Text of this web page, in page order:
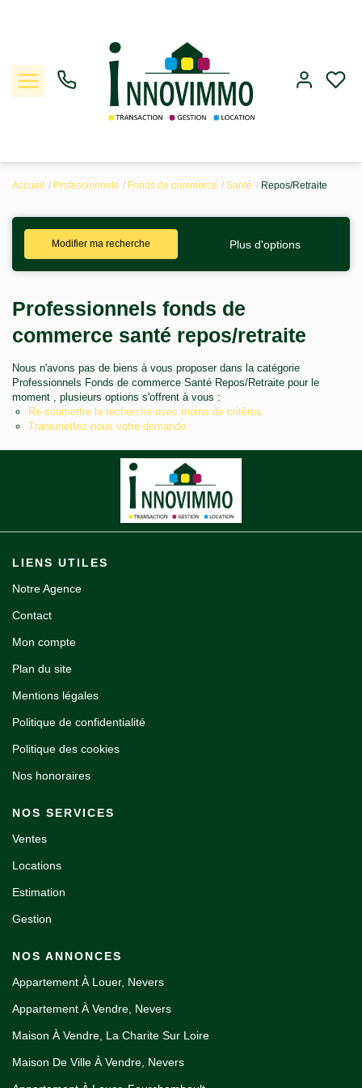
Locations
Gestion
Estimation
Notre agence
Contact
Accueil Professionnels Fonds de commerce Santé Repos/Retraite
Modifier ma recherche Plus d'options
Professionnels fonds de
commerce santé repos/retraite
Nous n'avons pas de biens à vous proposer dans la catégorie
Professionnels Fonds de commerce Santé Repos/Retraite pour le
moment , plusieurs options s'offrent à vous :
Re-soumettre la recherche avec moins de critères.
Transmettez-nous votre demande
LIENS UTILES
Notre Agence
Contact
Mon compte
Plan du site
Mentions légales
Politique de confidentialité
Politique des cookies
Nos honoraires
NOS SERVICES
Ventes
Locations
Estimation
Gestion
NOS ANNONCES
Appartement À Louer, Nevers
Appartement À Vendre, Nevers
Maison À Vendre, La Charite Sur Loire
Maison De Ville À Vendre, Nevers